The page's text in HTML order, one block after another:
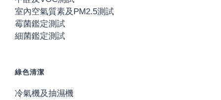
室內空氣質素及PM2.5測試
霉菌鑑定測試
細菌鑑定測試
綠色清潔
冷氣機及抽濕機